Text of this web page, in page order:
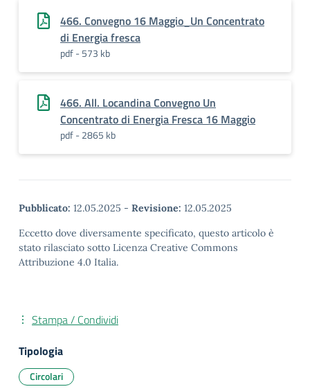
466. Convegno 16 Maggio_Un Concentrato
di Energia fresca
pdf - 573 kb
466. All. Locandina Convegno Un
Concentrato di Energia Fresca 16 Maggio
pdf - 2865 kb
Pubblicato: 12.05.2025 - Revisione: 12.05.2025
Eccetto dove diversamente specificato, questo articolo è
stato rilasciato sotto Licenza Creative Commons
Attribuzione 4.0 Italia.
Stampa / Condividi
Tipologia
Circolari